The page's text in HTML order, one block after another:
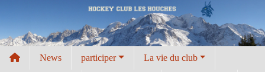
News participer La vie du club
Panneau de gestion des cookies